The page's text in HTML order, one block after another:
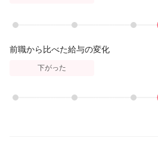
前職から比べた給与の変化
下がった